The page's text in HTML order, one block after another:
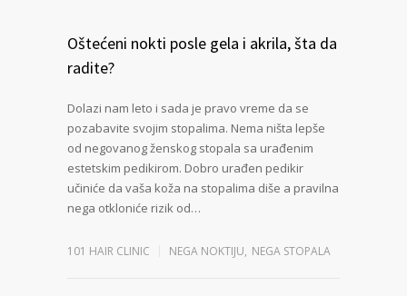
Oštećeni nokti posle gela i akrila, šta da
radite?
Dolazi nam leto i sada je pravo vreme da se
pozabavite svojim stopalima. Nema ništa lepše
od negovanog ženskog stopala sa urađenim
estetskim pedikirom. Dobro urađen pedikir
učiniće da vaša koža na stopalima diše a pravilna
nega otkloniće rizik od…
101 HAIR CLINIC NEGA NOKTIJU, NEGA STOPALA